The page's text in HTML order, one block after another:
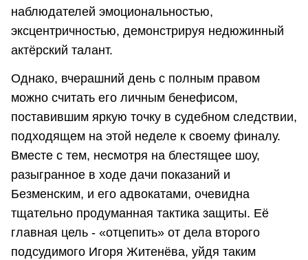
наблюдателей эмоциональностью,
эксцентричностью, демонстрируя недюжинный
актёрский талант.
Однако, вчерашний день с полным правом
можно считать его личным бенефисом,
поставившим яркую точку в судебном следствии,
подходящем на этой неделе к своему финалу.
Вместе с тем, несмотря на блестящее шоу,
разыгранное в ходе дачи показаний и
Безменским, и его адвокатами, очевидна
тщательно продуманная тактика защиты. Её
главная цель - «отцепить» от дела второго
подсудимого Игоря Житенёва, уйдя таким